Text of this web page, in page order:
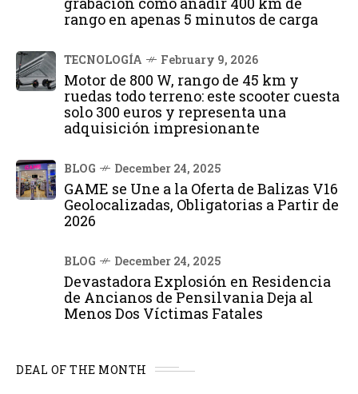
rango en apenas 5 minutos de carga
TECNOLOGÍA February 9, 2026
Motor de 800 W, rango de 45 km y
ruedas todo terreno: este scooter cuesta
solo 300 euros y representa una
adquisición impresionante
BLOG December 24, 2025
GAME se Une a la Oferta de Balizas V16
Geolocalizadas, Obligatorias a Partir de
2026
BLOG December 24, 2025
Devastadora Explosión en Residencia
de Ancianos de Pensilvania Deja al
Menos Dos Víctimas Fatales
DEAL OF THE MONTH